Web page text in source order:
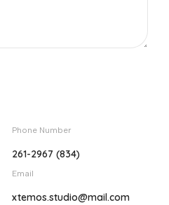
Phone Number
(834) 261-2967
Email
xtemos.studio@mail.com